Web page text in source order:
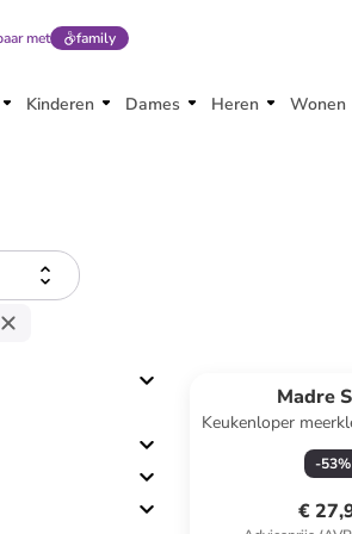
met family
Kinderen Dames Heren Wonen
Madre
Keukenloper
(B)55
-53%
€